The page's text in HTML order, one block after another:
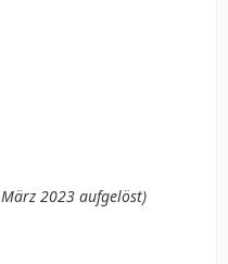
2023 aufgelöst)